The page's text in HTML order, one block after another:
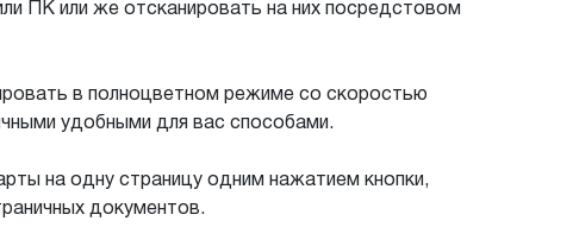
ПК или же отсканировать на них посредстовом
в полноцветном режиме со скоростью
удобными для вас способами.
на одну страницу одним нажатием кнопки,
документов.